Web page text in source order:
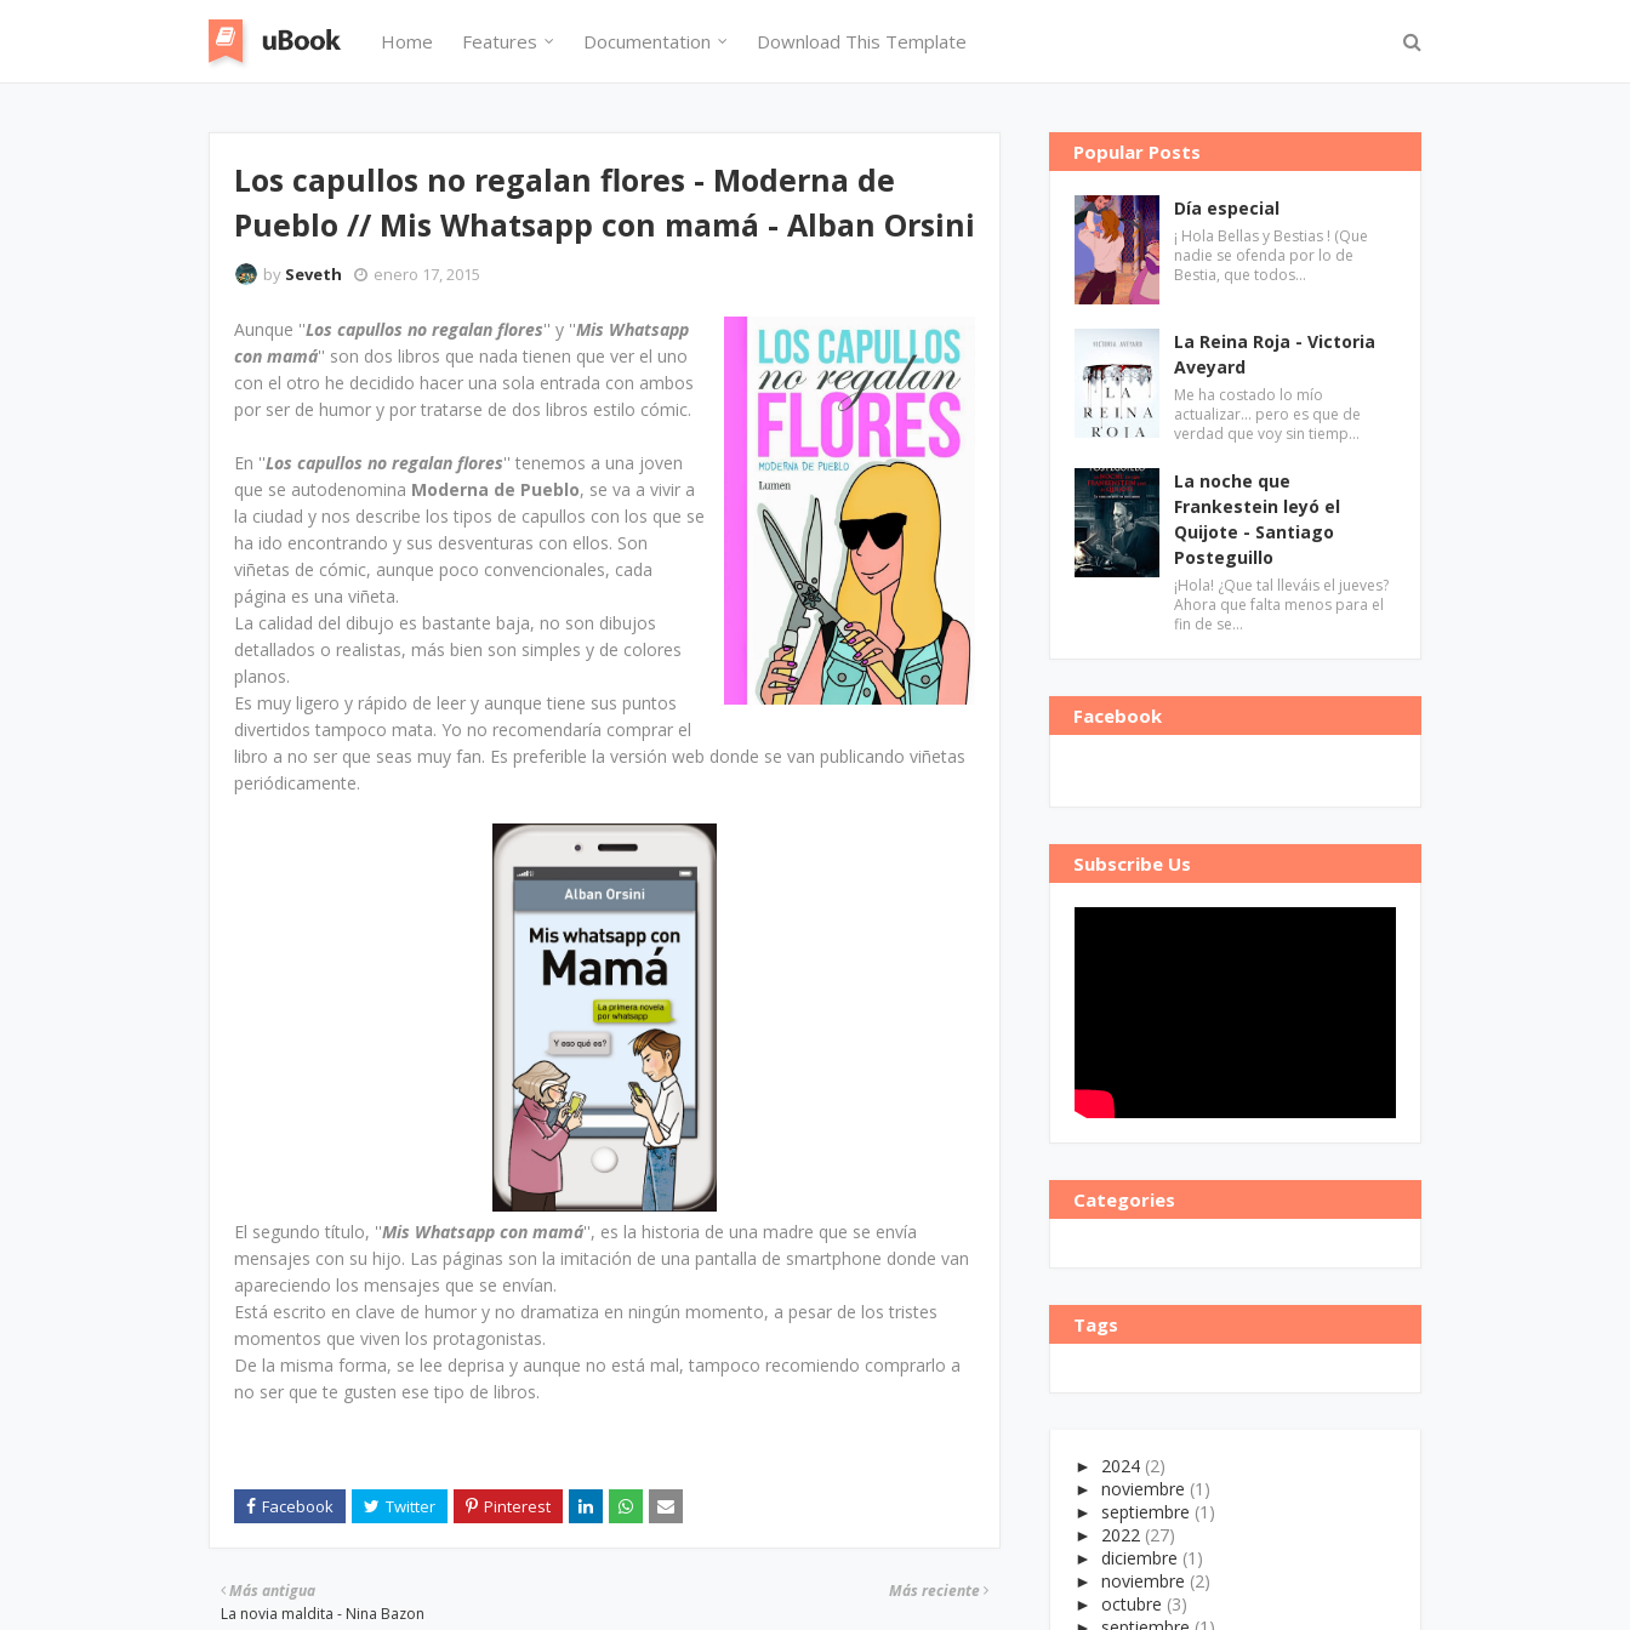
Home Features Documentation Download This Template
Los capullos no regalan flores - Moderna de
Pueblo // Mis Whatsapp con mamá - Alban Orsini
by Seveth enero 17, 2015
Aunque ''Los capullos no regalan flores'' y ''Mis Whatsapp
con mamá'' son dos libros que nada tienen que ver el uno
con el otro he decidido hacer una sola entrada con ambos
por ser de humor y por tratarse de dos libros estilo cómic.
En ''Los capullos no regalan flores'' tenemos a una joven
que se autodenomina Moderna de Pueblo, se va a vivir a
la ciudad y nos describe los tipos de capullos con los que se
ha ido encontrando y sus desventuras con ellos. Son
viñetas de cómic, aunque poco convencionales, cada
página es una viñeta.
La calidad del dibujo es bastante baja, no son dibujos
detallados o realistas, más bien son simples y de colores
planos.
Es muy ligero y rápido de leer y aunque tiene sus puntos
divertidos tampoco mata. Yo no recomendaría comprar el
libro a no ser que seas muy fan. Es preferible la versión web donde se van publicando viñetas
periódicamente.
El segundo título, ''Mis Whatsapp con mamá'', es la historia de una madre que se envía
mensajes con su hijo. Las páginas son la imitación de una pantalla de smartphone donde van
apareciendo los mensajes que se envían.
Está escrito en clave de humor y no dramatiza en ningún momento, a pesar de los tristes
momentos que viven los protagonistas.
De la misma forma, se lee deprisa y aunque no está mal, tampoco recomiendo comprarlo a
no ser que te gusten ese tipo de libros.
Más reciente
Más antigua
La novia maldita - Nina Bazon
Popular Posts
Día especial
¡ Hola Bellas y Bestias ! (Que
nadie se ofenda por lo de
Bestia, que todos…
La Reina Roja - Victoria
Aveyard
Me ha costado lo mío
actualizar... pero es que de
verdad que voy sin tiemp…
La noche que
Frankestein leyó el
Quijote - Santiago
Posteguillo
¡Hola! ¿Que tal lleváis el jueves?
Ahora que falta menos para el
fin de se…
Facebook
Subscribe Us
Categories
Tags
► 2024 (2)
►noviembre (1)
► septiembre (1)
► 2022 (27)
►diciembre (1)
►noviembre (2)
►octubre (3)